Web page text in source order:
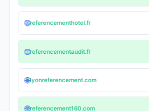
SMS Gratuit
🌐referencementhotel.fr
🌐referencementaudit.fr
🌐lyonreferencement.com
🌐referencement160.com